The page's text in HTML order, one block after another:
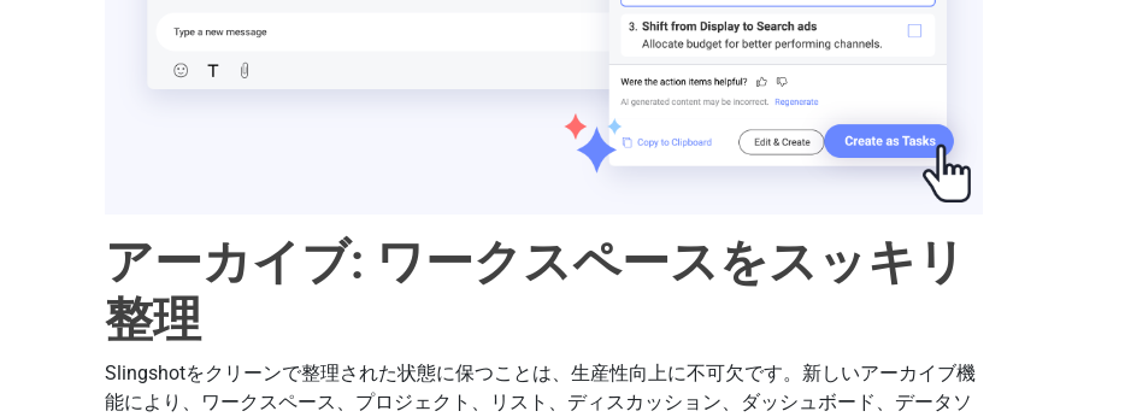
アーカイブ: ワークスペースをスッキリ
整理
Slingshotをクリーンで整理された状態に保つことは、生産性向上に不可欠です。新しいアーカイブ機
能により、ワークスペース、プロジェクト、リスト、ディスカッション、ダッシュボード、データソ